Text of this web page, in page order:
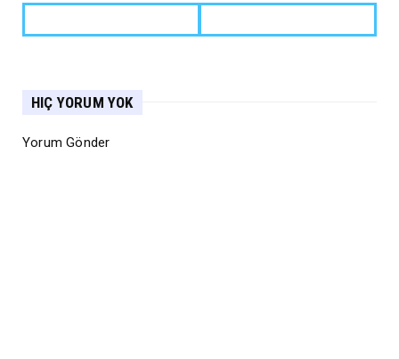
HIÇ YORUM YOK
Yorum Gönder